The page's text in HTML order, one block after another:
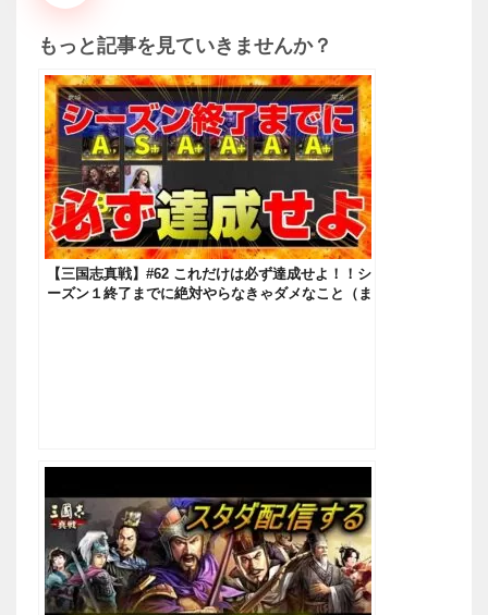
もっと記事を見ていきませんか？
【三国志真戦】#62 これだけは必ず達成せよ！！シ
ーズン１終了までに絶対やらなきゃダメなこと（ま